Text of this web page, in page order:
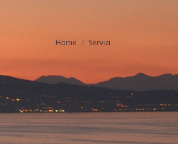
Home Servizi